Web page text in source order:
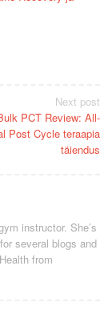
Next post
PCT Review: All-
Post Cycle teraapia
täiendus
instructor. She’s
several blogs and
from